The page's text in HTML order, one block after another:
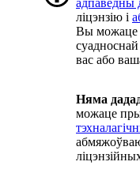
адпаведны
ліцэнзію і
Вы можаце
вас або
Няма
можаце